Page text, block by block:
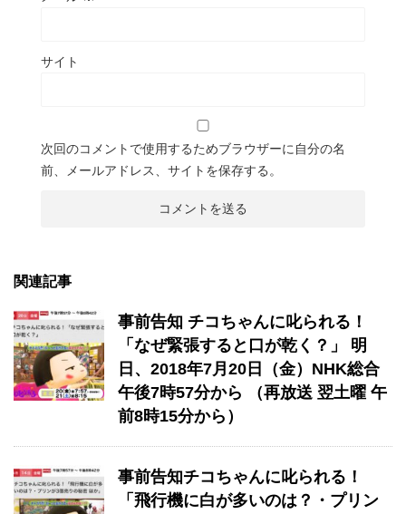
サイト
次回のコメントで使用するためブラウザーに自分の名
前、メールアドレス、サイトを保存する。
関連記事
事前告知 チコちゃんに叱られる！
「なぜ緊張すると口が乾く？」 ​明
日、2018年7月20日（金）NHK総合
午後7時57分から （再放送 翌土曜 午
前8時15分から）
事前告知チコちゃんに叱られる！
「飛行機に白が多いのは？・プリン